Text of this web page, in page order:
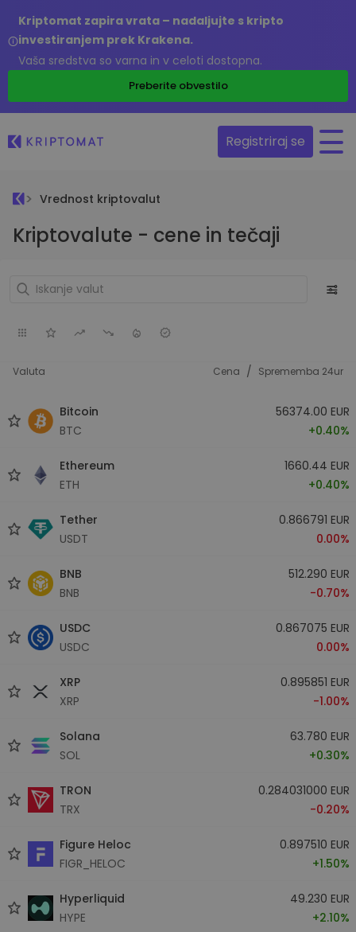
Kriptomat zapira vrata – nadaljujte s kripto
investiranjem prek Krakena.
Vaša sredstva so varna in v celoti dostopna.
Preberite obvestilo
Registriraj se
Vrednost kriptovalut
Kriptovalute - cene in tečaji
Valuta Cena / Sprememba 24ur
Bitcoin
BTC
56374.00 EUR
+0.40%
Ethereum
ETH
1660.44 EUR
+0.40%
Tether
USDT
0.866791 EUR
0.00%
BNB
BNB
512.290 EUR
-0.70%
USDC
USDC
0.867075 EUR
0.00%
XRP
XRP
0.895851 EUR
-1.00%
Solana
SOL
63.780 EUR
+0.30%
TRON
TRX
0.284031000 EUR
-0.20%
Figure Heloc
FIGR_HELOC
0.897510 EUR
+1.50%
Hyperliquid
HYPE
49.230 EUR
+2.10%